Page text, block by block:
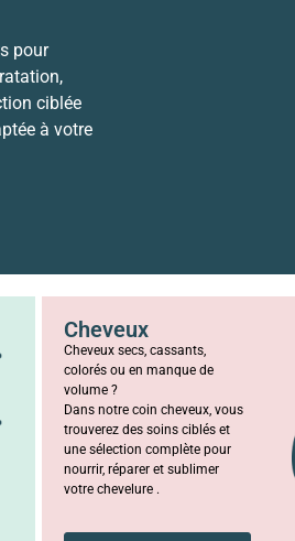
pour
ciblée
à votre
Cheveux
Cheveux secs, cassants,
colorés ou en manque de
volume ?
Dans notre coin cheveux, vous
trouverez des soins ciblés et
une sélection complète pour
nourrir, réparer et sublimer
votre chevelure .